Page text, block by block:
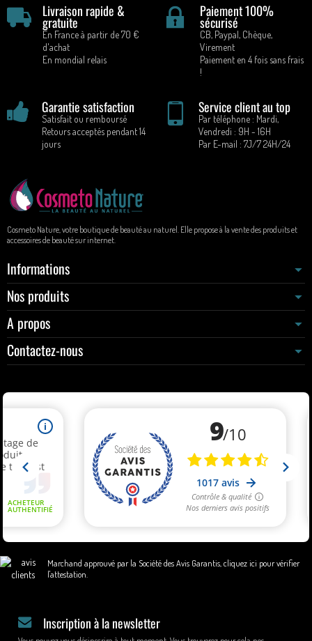
Livraison rapide &
gratuite
En France à partir de 70 €
d'achat
En mondial relais
Paiement 100%
sécurisé
CB, Paypal, Chèque,
Virement
Paiement en 4 fois sans frais
!
Garantie satisfaction
Satisfait ou remboursé
Retours acceptés pendant 14
jours
Service client au top
Par téléphone : Mardi,
Vendredi : 9H - 16H
Par E-mail : 7J/7 24H/24
Cosmeto Nature, votre boutique de beauté au naturel. Elle propose à la vente des produits et
accessoires de beauté sur internet.
Informations
Nos produits
A propos
Contactez-nous
Marchand approuvé par la Société des Avis Garantis, cliquez ici pour vérifier
l'attestation
Inscription à la newsletter